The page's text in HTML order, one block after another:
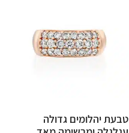
טבעת יהלומים גדולה